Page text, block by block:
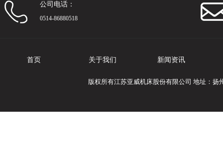
公司电话：
0514-86880518
首页 关于我们 新闻资讯
版权所有江苏亚威机床股份有限公司 地址：